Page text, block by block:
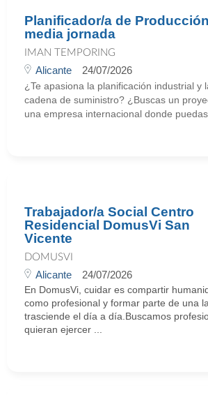
Planificador/a de
media jornada
IMAN TEMPORING
Alicante 24/07/2026
¿Te apasiona la planificación industrial y
cadena de suministro? ¿Buscas un
una empresa internacional donde puedas
Trabajador/a Social Centro
Residencial DomusVi San
Vicente
DOMUSVI
Alicante 24/07/2026
En DomusVi, cuidar es compartir
como profesional y formar parte de una
trasciende el día a día.Buscamos
quieran ejercer ...